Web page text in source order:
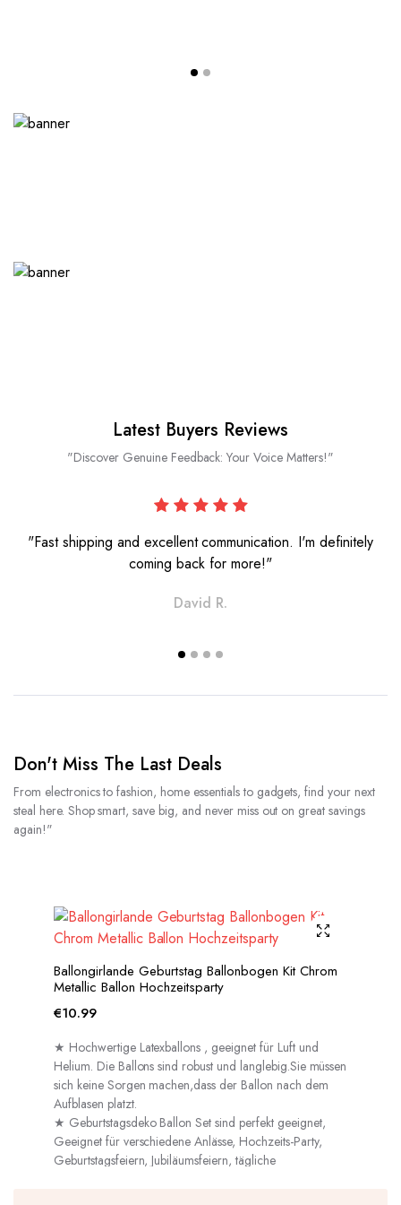
Latest Buyers Reviews
"Discover Genuine Feedback: Your Voice Matters!"
"Fast shipping and excellent communication. I'm definitely
coming back for more!"
David R.
Don't Miss The Last Deals
From electronics to fashion, home essentials to gadgets, find your next
steal here. Shop smart, save big, and never miss out on great savings
again!"
Ballongirlande Geburtstag Ballonbogen Kit Chrom
Metallic Ballon Hochzeitsparty
€10.99
★ Hochwertige Latexballons , geeignet für Luft und
Helium. Die Ballons sind robust und langlebig.Sie müssen
sich keine Sorgen machen,dass der Ballon nach dem
Aufblasen platzt.
★ Geburtstagsdeko Ballon Set sind perfekt geeignet,
Geeignet für verschiedene Anlässe, Hochzeits-Party,
Geburtstagsfeiern, Jubiläumsfeiern, tägliche